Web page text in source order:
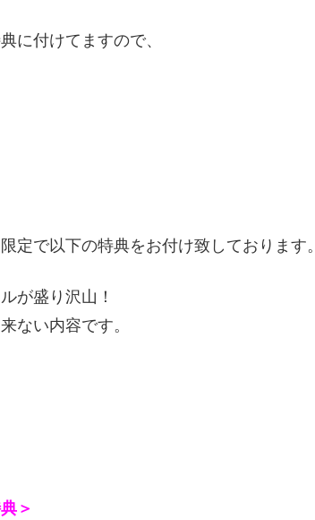
に付けてますので、
定で以下の特典をお付け致しております。
が盛り沢山！
ない内容です。
＞